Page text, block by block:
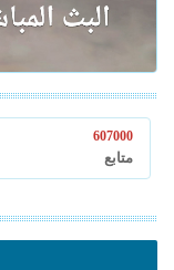
607000
متابع